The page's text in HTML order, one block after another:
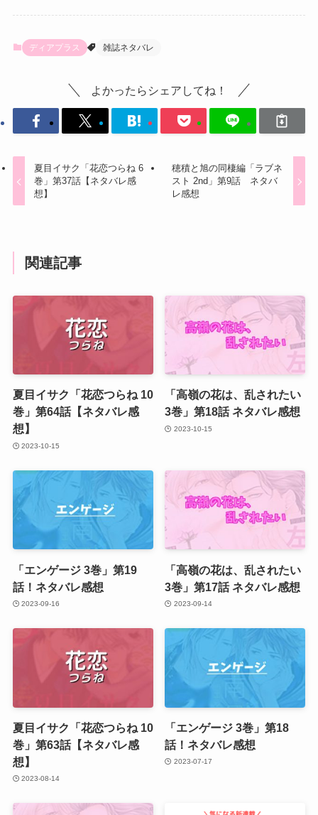
ディアプラス 雑誌ネタバレ
よかったらシェアしてね！
夏目イサク「花恋つらね 6
巻」第37話【ネタバレ感
想】
穂積と旭の同棲編「ラブネ
スト 2nd」第9話 ネタバ
レ感想
関連記事
夏目イサク「花恋つらね 10
巻」第64話【ネタバレ感
想】
2023-10-15
「高嶺の花は、乱されたい
3巻」第18話 ネタバレ感想
2023-10-15
「エンゲージ 3巻」第19
話！ネタバレ感想
2023-09-16
「高嶺の花は、乱されたい
3巻」第17話 ネタバレ感想
2023-09-14
夏目イサク「花恋つらね 10
巻」第63話【ネタバレ感
想】
2023-08-14
「エンゲージ 3巻」第18
話！ネタバレ感想
2023-07-17